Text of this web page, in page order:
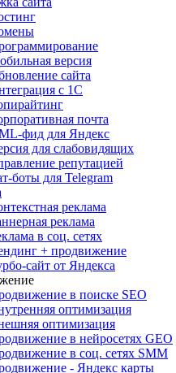
версия
сайта
с 1С
почта
фид для Яндекс
для слабовидящих
репутацией
боты для Telegram
реклама
реклама
в соц. сетях
+ продвижение
сайт от Яндекса
в поиске SEO
оптимизация
оптимизация
в нейросетях GEO
в соц. сетях SMM
- Яндекс карты